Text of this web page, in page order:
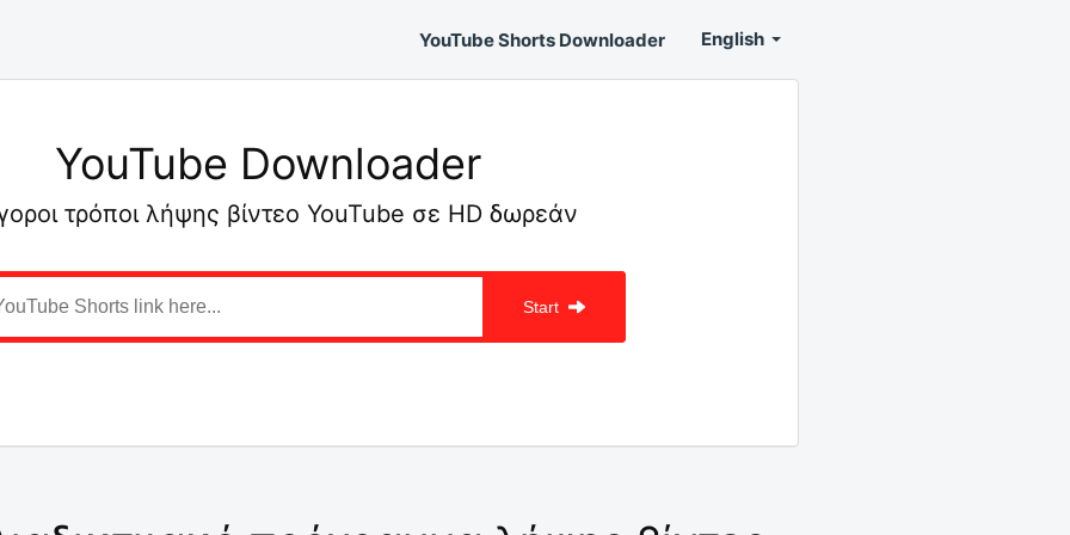
YouTube Shorts Downloader English
YouTube Downloader
τρόποι λήψης βίντεο YouTube σε HD δωρεάν
Start